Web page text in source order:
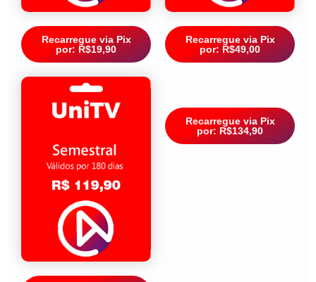
Recarregue via Pix
por: R$19,90
Recarregue via Pix
por: R$49,00
Recarregue via Pix
por: R$134,90